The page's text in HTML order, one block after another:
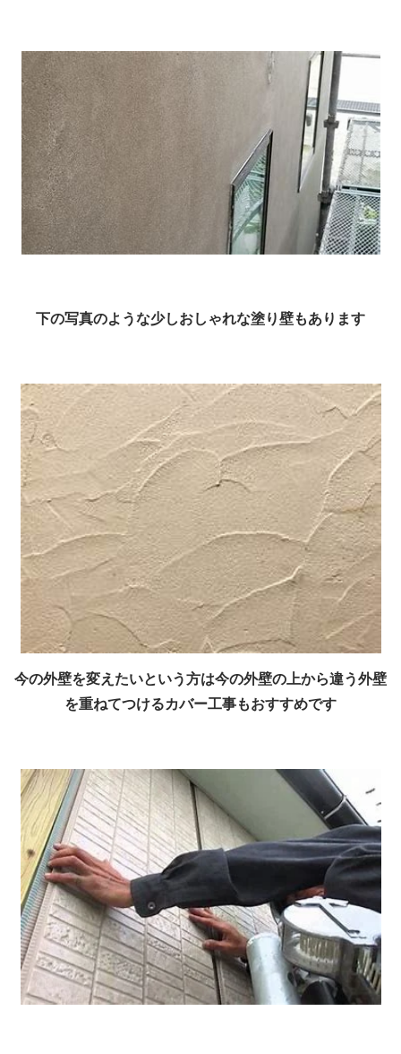
下の写真のような少しおしゃれな塗り壁もあります
今の外壁を変えたいという方は今の外壁の上から違う外壁
を重ねてつけるカバー工事もおすすめです